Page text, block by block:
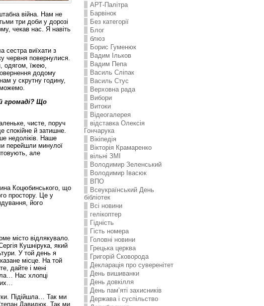
війна. Нам не
три доби у дорозі
чекав нас. Я навіть
сестра виїхати з
червня повернулися.
одягом, їжею,
додому
у скрутну годину,
громаді? Що
чисте, поруч
спокійне й затишне.
недоліків. Наше
перейшли минулої
але
Коцюбинського, що
простору. Це у
його
місто відлякувало.
Кушнірука, який
У той день я
місце. На той
дайте і мені
Нас хлопці
Підійшла… Так ми
Давидюк. Так ми
АРТ-Палітра
Барвінок
Без категорії
Блог
блюз
Борис Гуменюк
Вадим Ільков
Вадим Пепа
Василь Сліпак
Василь Стус
Верховна рада
Вибори
Витоки
Відеогалерея
відставка Олексія
Гончарука
Вікіпедія
Вікторія Крамаренко
вільні ЗМІ
Володимир Зеленський
Володимир Івасюк
ВПО
Всеукраїнський День
бібліотек
Всі новини
гелікоптер
Гідність
Гість номера
Головні новини
Грецька церква
Григорій Сковорода
Декларація про суверенітет
День вишиванки
День довкілля
День пам’яті захисників
Держава і суспільство